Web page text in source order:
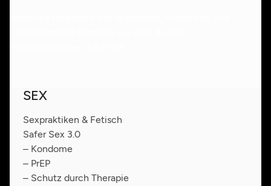
SEX
Sexpraktiken & Fetisch
Safer Sex 3.0
– Kondome
– PrEP
– Schutz durch Therapie